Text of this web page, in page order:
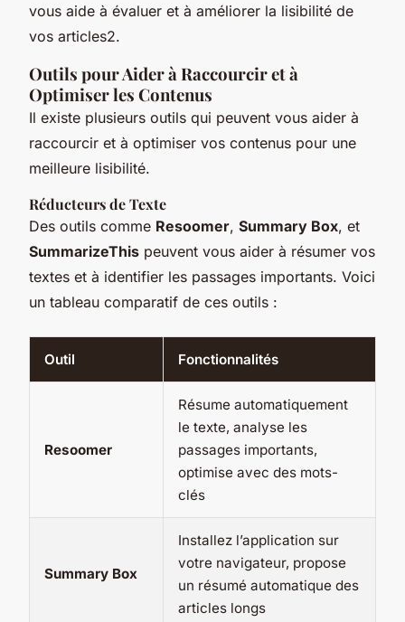
vous aide à évaluer et à améliorer la lisibilité de
vos articles2.
Outils pour Aider à Raccourcir et à
Optimiser les Contenus
Il existe plusieurs outils qui peuvent vous aider à
raccourcir et à optimiser vos contenus pour une
meilleure lisibilité.
Réducteurs de Texte
Des outils comme Resoomer, Summary Box, et
SummarizeThis peuvent vous aider à résumer vos
textes et à identifier les passages importants. Voici
un tableau comparatif de ces outils :
Outil Fonctionnalités
Resoomer
Résume automatiquement
le texte, analyse les
passages importants,
optimise avec des mots-
clés
Summary Box
Installez l’application sur
votre navigateur, propose
un résumé automatique des
articles longs